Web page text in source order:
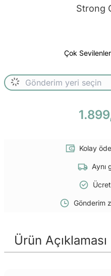
Strong
Çok Sevilenler
Kolay
Aynı
Gönderim
Ürün Açıklaması